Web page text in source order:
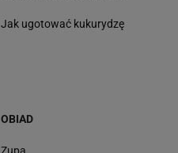
Jak ugotować kukurydzę
OBIAD